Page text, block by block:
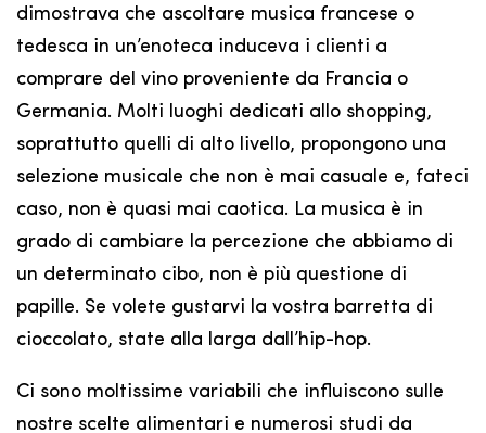
dimostrava che ascoltare musica francese o
tedesca in un’enoteca induceva i clienti a
comprare del vino proveniente da Francia o
Germania. Molti luoghi dedicati allo shopping,
soprattutto quelli di alto livello, propongono una
selezione musicale che non è mai casuale e, fateci
caso, non è quasi mai caotica. La musica è in
grado di cambiare la percezione che abbiamo di
un determinato cibo, non è più questione di
papille. Se volete gustarvi la vostra barretta di
cioccolato, state alla larga dall’hip-hop.
Ci sono moltissime variabili che influiscono sulle
nostre scelte alimentari e numerosi studi da